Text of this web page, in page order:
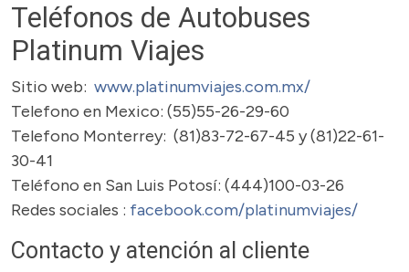
Teléfonos de Autobuses
Platinum Viajes
Sitio web: www.platinumviajes.com.mx/
Telefono en Mexico: (55)55-26-29-60
Telefono Monterrey: (81)83-72-67-45 y (81)22-61-
30-41
Teléfono en San Luis Potosí: (444)100-03-26
Redes sociales : facebook.com/platinumviajes/
Contacto y atención al cliente